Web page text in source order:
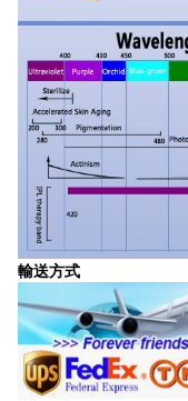
輸送方式